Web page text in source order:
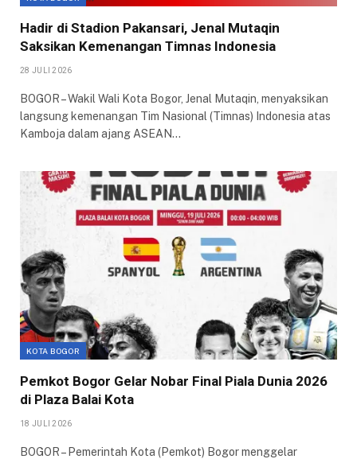
Hadir di Stadion Pakansari, Jenal Mutaqin
Saksikan Kemenangan Timnas Indonesia
28 JULI 2026
BOGOR – Wakil Wali Kota Bogor, Jenal Mutaqin, menyaksikan
langsung kemenangan Tim Nasional (Timnas) Indonesia atas
Kamboja dalam ajang ASEAN…
KOTA BOGOR
Pemkot Bogor Gelar Nobar Final Piala Dunia 2026
di Plaza Balai Kota
18 JULI 2026
BOGOR – Pemerintah Kota (Pemkot) Bogor menggelar